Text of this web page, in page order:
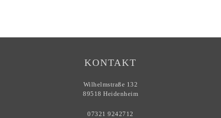
KONTAKT
Wilhelmstraße 132
89518 Heidenheim
07321 9242712